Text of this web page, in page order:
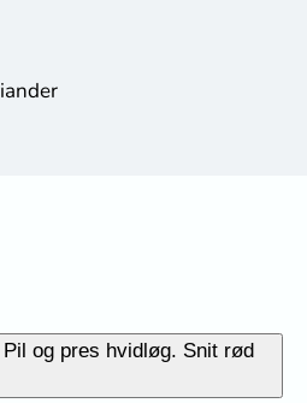
og pres hvidløg. Snit rød